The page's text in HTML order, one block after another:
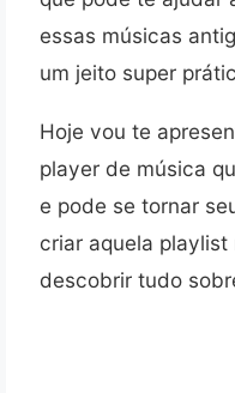
essas músicas
um jeito super
Hoje vou te
player de música
e pode se tornar
criar aquela
descobrir tudo